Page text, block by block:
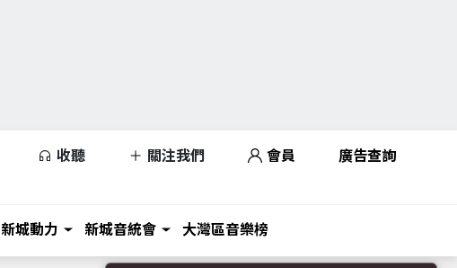
收聽 關注我們 會員 廣告查詢
新城動力 新城音統會 大灣區音樂榜